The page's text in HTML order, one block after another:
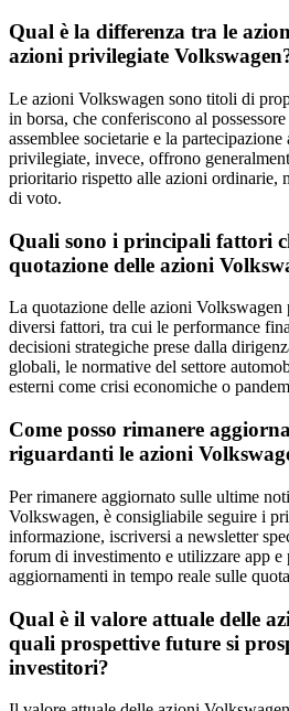
Qual è la differenza tra le
azioni privilegiate
Le azioni Volkswagen sono titoli di
in borsa, che conferiscono al
assemblee societarie e la
privilegiate, invece, offrono
prioritario rispetto alle azioni ordinarie,
di voto.
Quali sono i principali fattori
quotazione delle azioni
La quotazione delle azioni Volkswagen
diversi fattori, tra cui le performance
decisioni strategiche prese dalla
globali, le normative del settore
esterni come crisi economiche o
Come posso rimanere
riguardanti le azioni
Per rimanere aggiornato sulle ultime
Volkswagen, è consigliabile seguire i
informazione, iscriversi a newsletter
forum di investimento e utilizzare app
aggiornamenti in tempo reale sulle
Qual è il valore attuale delle
quali prospettive future si
investitori?